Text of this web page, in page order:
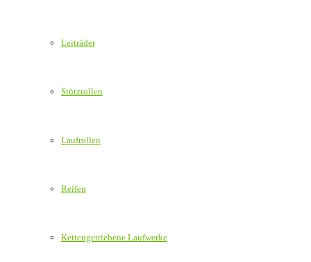
Leiträder
Stützrollen
Laufrollen
Reifen
Kettengetriebene Laufwerke